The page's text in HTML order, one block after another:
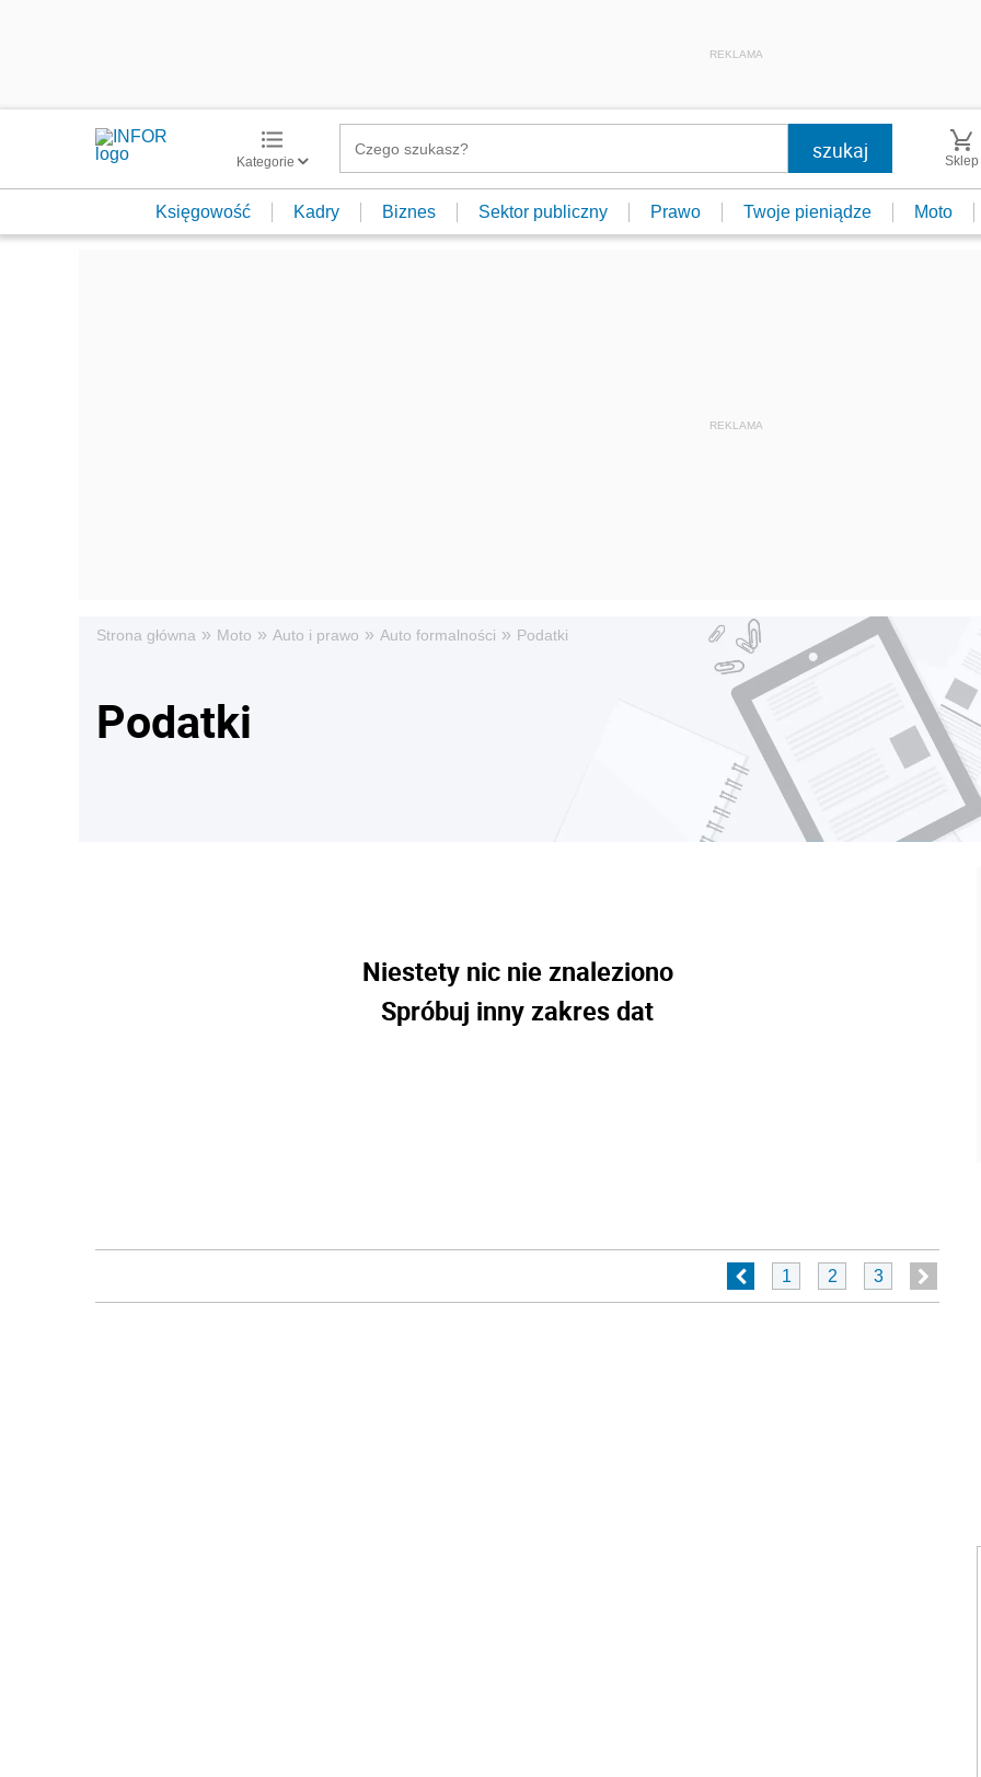
REKLAMA
Kategorie Sklep
Księgowość Kadry Biznes Sektor publiczny Prawo Twoje pieniądze Moto
Strona główna » Moto » Auto i prawo » Auto formalności » Podatki
Podatki
Niestety nic nie znaleziono
Spróbuj inny zakres dat
1 2 3